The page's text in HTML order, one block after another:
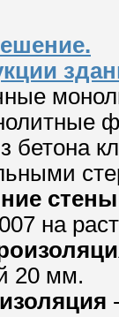
бетона
стены
на
20 мм.